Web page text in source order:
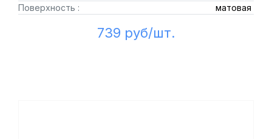
Поверхность :
матовая
739 руб/шт.